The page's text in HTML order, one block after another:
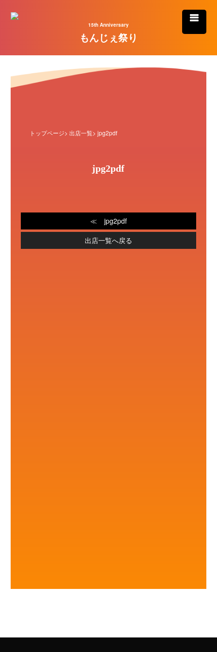
15th Anniversary
もんじぇ祭り
トップページ> 出店一覧> jpg2pdf
jpg2pdf
jpg2pdf
出店一覧へ戻る